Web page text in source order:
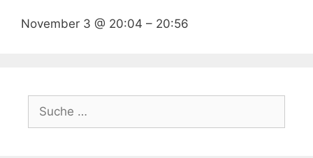
November 3 @ 20:04 – 20:56
nach: